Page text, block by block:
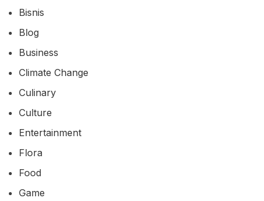
Bisnis
Blog
Business
Climate Change
Culinary
Culture
Entertainment
Flora
Food
Game